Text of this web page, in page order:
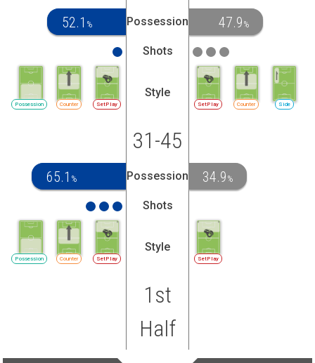
52.1 % Possession 47.9 %
Shots
SetPlay
Counter
Possession
Style
SetPlay Counter Side
31-45
65.1 % Possession 34.9 %
Shots
SetPlay
Counter
Possession
Style
SetPlay
1st
Half